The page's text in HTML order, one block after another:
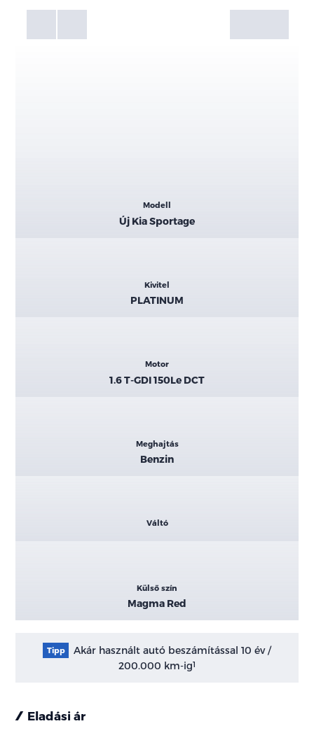
Galéria
Modell
Új Kia Sportage
Kivitel
PLATINUM
Motor
1.6 T-GDI 150Le DCT
Meghajtás
Benzin
Váltó
Külső szín
Magma Red
Tipp
Akár használt autó beszámítással 10 év /
200.000 km-ig1
Eladási ár